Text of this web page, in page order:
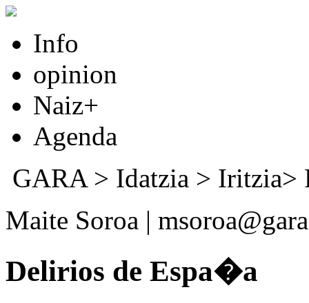
Info
opinion
Naiz+
Agenda
GARA> Idatzia > Iritzia>
Maite Soroa |
Delirios de Espa�a